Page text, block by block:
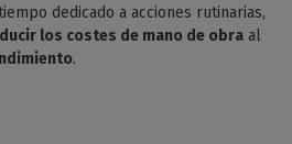
dedicado a acciones rutinarias,
los costes de mano de obra al
.